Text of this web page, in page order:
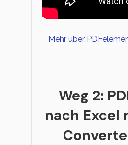
Mehr über
Weg 2:
nach Excel